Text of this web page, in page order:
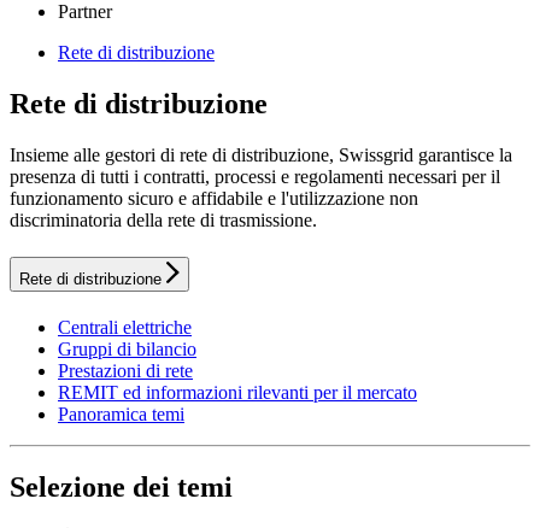
Partner
Rete di distribuzione
Rete di distribuzione
Insieme alle gestori di rete di distribuzione, Swissgrid garantisce la
presenza di tutti i contratti, processi e regolamenti necessari per il
funzionamento sicuro e affidabile e l'utilizzazione non
discriminatoria della rete di trasmissione.
Rete di distribuzione
Centrali elettriche
Gruppi di bilancio
Prestazioni di rete
REMIT ed informazioni rilevanti per il mercato
Panoramica temi
Selezione dei temi